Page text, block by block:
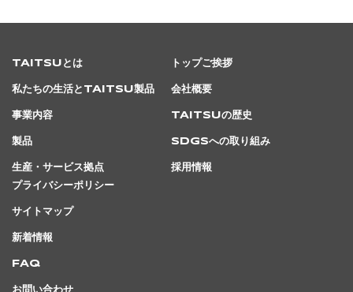
TAITSUとは
私たちの生活とTAITSU製品
事業内容
製品
生産・サービス拠点
トップご挨拶
会社概要
TAITSUの歴史
SDGsへの取り組み
採用情報
プライバシーポリシー
サイトマップ
新着情報
FAQ
お問い合わせ